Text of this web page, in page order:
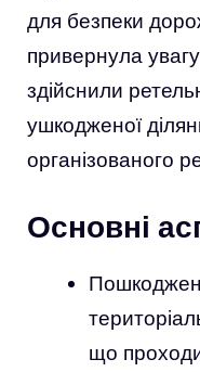
для безпеки
привернула увагу
здійснили
ушкодженої
організованого
Основні
що